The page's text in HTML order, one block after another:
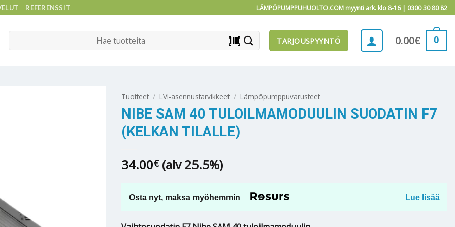
REFERENSSIT LÄMPÖPUMPPUHUOLTO.COM myynti ark. klo 8-16 | 0300 30 80 82
barcode_scanner TARJOUSPYYNTÖ 0.00€ 0
Tuotteet / LVI-asennustarvikkeet / Lämpöpumppuvarusteet
NIBE SAM 40 TULOILMAMODUULIN SUODATIN F7
(KELKAN TILALLE)
34.00€ (alv 25.5%)
Osta nyt, maksa myöhemmin Lue lisää